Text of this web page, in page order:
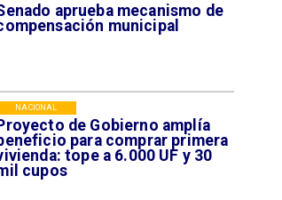
aprueba mecanismo de
municipal
de Gobierno amplía
para comprar primera
tope a 6.000 UF y 30
cupos
NACIONAL